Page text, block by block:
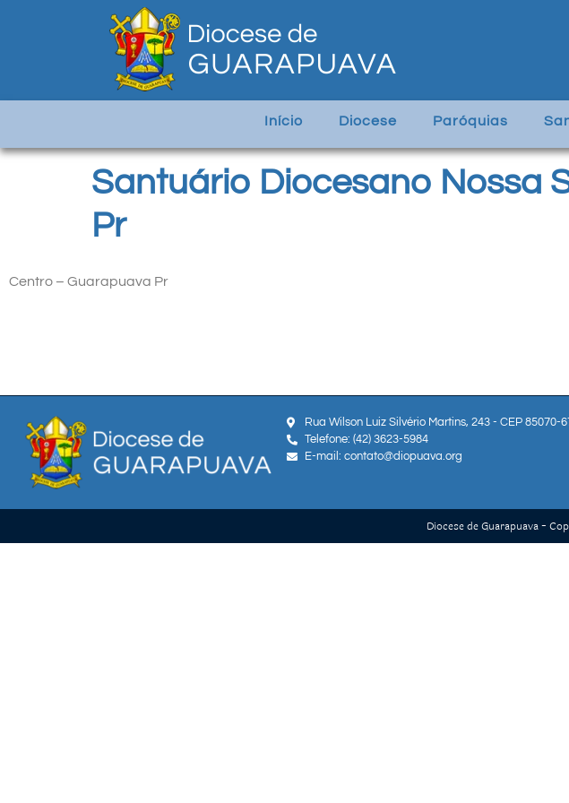
Início Diocese Paróquias
Santuário Diocesano Nossa
Pr
Centro – Guarapuava Pr
Rua Wilson Luiz Silvério Martins, 243 - CEP
Telefone: (42) 3623-5984
E-mail: contato@diopuava.org
Diocese de Guarapuava -